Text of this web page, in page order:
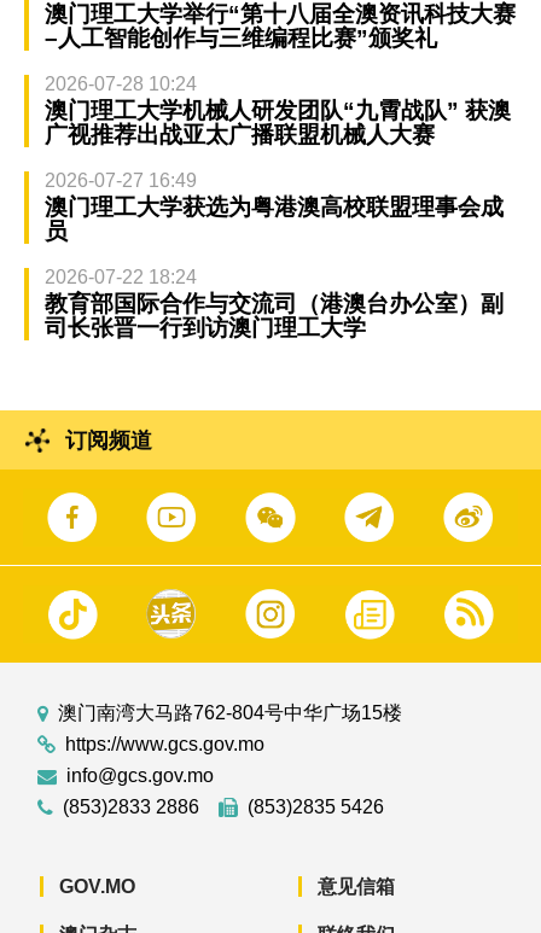
澳门理工大学举行“第十八届全澳资讯科技大赛
–人工智能创作与三维编程比赛”颁奖礼
2026-07-28 10:24
澳门理工大学机械人研发团队“九霄战队” 获澳
广视推荐出战亚太广播联盟机械人大赛
2026-07-27 16:49
澳门理工大学获选为粤港澳高校联盟理事会成
员
2026-07-22 18:24
教育部国际合作与交流司（港澳台办公室）副
司长张晋一行到访澳门理工大学
订阅频道
澳门南湾大马路762-804号中华广场15楼
https://www.gcs.gov.mo
info@gcs.gov.mo
(853)2833 2886
(853)2835 5426
GOV.MO 意见信箱